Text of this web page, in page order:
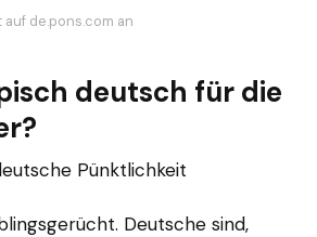
de.pons.com an
deutsch für die
Pünktlichkeit
Deutsche sind,